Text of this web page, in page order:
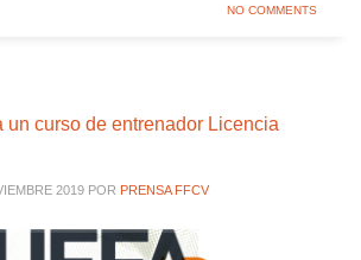
NO COMMENTS
un curso de entrenador Licencia
2019 POR PRENSA FFCV